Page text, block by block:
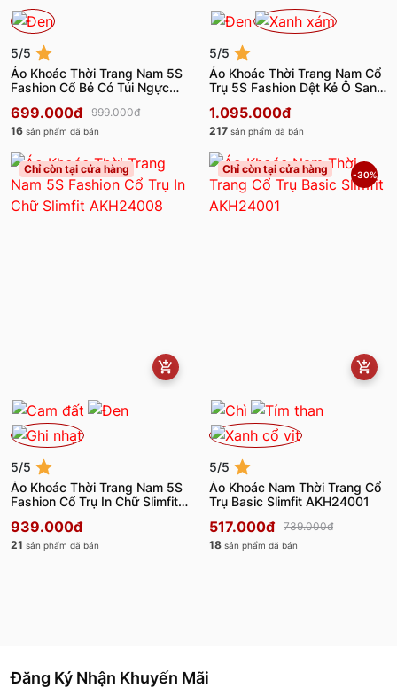
5/5
Áo Khoác Thời Trang Nam 5S
Fashion Cổ Bẻ Có Túi Ngực
699.000đ
999.000đ
16 sản phẩm đã bán
5/5
Áo Khoác Thời Trang Nam Cổ
Trụ 5S Fashion Dệt Kẻ Ô Sang
1.095.000đ
217 sản phẩm đã bán
Chỉ còn tại cửa hàng
5/5
Áo Khoác Thời Trang Nam 5S
Fashion Cổ Trụ In Chữ Slimfit
939.000đ
21 sản phẩm đã bán
Chỉ còn tại cửa hàng -30%
5/5
Áo Khoác Nam Thời Trang Cổ
Trụ Basic Slimfit AKH24001
517.000đ
739.000đ
18 sản phẩm đã bán
Đăng Ký Nhận Khuyến Mãi